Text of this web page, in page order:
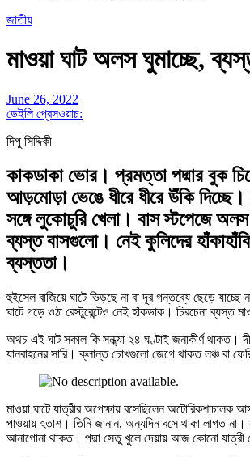
জাতীয়
মাওয়া ঘাট অলস ঘুমাচ্ছে,
June 26, 2022
ডেইলি প্রেসওয়াচ:
দিপু সিদ্দিকী
কাকডাকা ভোর। প্রমত্তা পদ্মার বুক চিরে
আড়মোড়া ভেঙে ধীরে ধীরে উঁকি দিচ্ছে।
সঙ্গে লুকোচুরি খেলা। বাস স্টপেজে
ব্যস্ত বাসগুলো। নেই কুলিদের
ব্যস্ততা।
হুইসেল বাজিয়ে ঘাটে ভিড়ছে না বা দূর গন্তব্যে ছেড়ে যাচ্ছে
ঘাটে গড়ে ওঠা রেস্টুরেন্টেও নেই হাঁকডাক। চিরচেনা ব্যস্ত
অথচ এই ঘাট সকাল কি সন্ধ্যা ২৪ ঘণ্টাই জনাকীর্ণ থাকত।
যানবাহনের সারি। ক্লান্ত চোখগুলো জেগে থাকত লঞ্চ বা
মাওয়া ঘাটে যাত্রীর অপেক্ষায় বসেছিলেন অটোরিকশাচালক
পাওয়ায় হতাশ। তিনি জানান, অন্যদিন বসে থাকা লাগত না।
আনাগোনা থাকত। পদ্মা সেতু খুলে দেয়ায় আজ কোনো যাত্রী